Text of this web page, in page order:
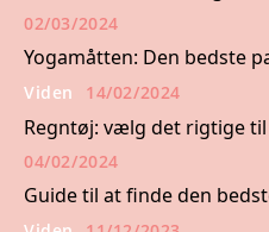
02/03/2024
Yogamåtten: Den bedste
Viden 14/02/2024
Regntøj: vælg det rigtige
04/02/2024
Guide til at finde den